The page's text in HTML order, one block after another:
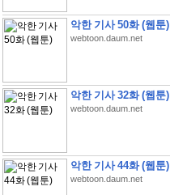
악한 기사 50화 (웹툰)
webtoon.daum.net
악한 기사 32화 (웹툰)
webtoon.daum.net
악한 기사 44화 (웹툰)
webtoon.daum.net